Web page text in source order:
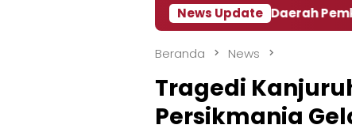
News Update
‎Soal Rencana Pinjaman Daerah Pemkab
Beranda News
Tragedi
Persikmania